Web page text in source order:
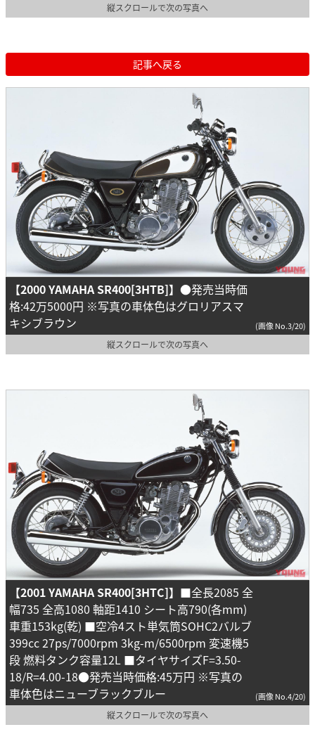
縦スクロールで次の写真へ
記事へ戻る
【2000 YAMAHA SR400[3HTB]】 ●発売当時価
格:42万5000円 ※写真の車体色はグロリアスマ
キシブラウン
(画像 No.3/20)
縦スクロールで次の写真へ
【2001 YAMAHA SR400[3HTC]】 ■全長2085 全
幅735 全高1080 軸距1410 シート高790(各mm)
車重153kg(乾) ■空冷4スト単気筒SOHC2バルブ
399cc 27ps/7000rpm 3kg-m/6500rpm 変速機5
段 燃料タンク容量12L ■タイヤサイズF=3.50-
18/R=4.00-18●発売当時価格:45万円 ※写真の
車体色はニューブラックブルー
(画像 No.4/20)
縦スクロールで次の写真へ